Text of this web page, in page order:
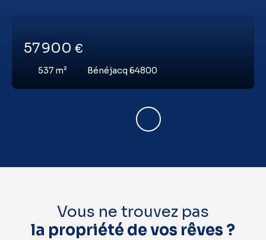
57 900 €
537 m² Bénéjacq 64800
Vous ne trouvez pas
la propriété de vos rêves ?